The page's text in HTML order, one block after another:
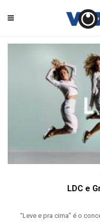
LDC e
“Leve e pra cima” é o